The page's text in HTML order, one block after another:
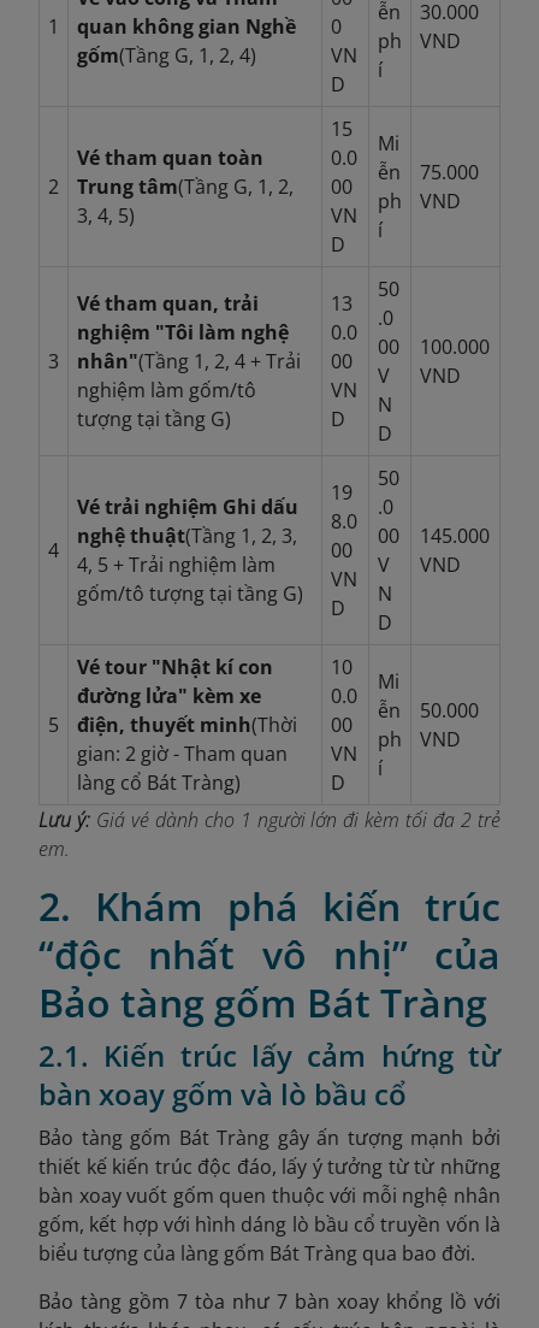
1
quan không gian Nghề
gốm(Tầng G, 1, 2, 4)
0
VN
D
ễn
ph
í
30.000
VND
2
Vé tham quan toàn
Trung tâm(Tầng G, 1, 2,
3, 4, 5)
15
0.0
00
VN
D
Mi
ễn
ph
í
75.000
VND
3
Vé tham quan, trải
nghiệm "Tôi làm nghệ
nhân"(Tầng 1, 2, 4 + Trải
nghiệm làm gốm/tô
tượng tại tầng G)
13
0.0
00
VN
D
50
.0
00
V
N
D
100.000
VND
4
Vé trải nghiệm Ghi dấu
nghệ thuật(Tầng 1, 2, 3,
4, 5 + Trải nghiệm làm
gốm/tô tượng tại tầng G)
19
8.0
00
VN
D
50
.0
00
V
N
D
145.000
VND
5
Vé tour "Nhật kí con
đường lửa" kèm xe
điện, thuyết minh(Thời
gian: 2 giờ - Tham quan
làng cổ Bát Tràng)
10
0.0
00
VN
D
Mi
ễn
ph
í
50.000
VND
Lưu ý:Giá vé dành cho 1 người lớn đi kèm tối đa 2 trẻ
em.
2. Khám phá kiến trúc
“độc nhất vô nhị” của
Bảo tàng gốm Bát Tràng
2.1. Kiến trúc lấy cảm hứng từ
bàn xoay gốm và lò bầu cổ
Bảo tàng gốm Bát Tràng gây ấn tượng mạnh bởi
thiết kế kiến trúc độc đáo, lấy ý tưởng từ từ những
bàn xoay vuốt gốm quen thuộc với mỗi nghệ nhân
gốm, kết hợp với hình dáng lò bầu cổ truyền vốn là
biểu tượng của làng gốm Bát Tràng qua bao đời.
Bảo tàng gồm 7 tòa như 7 bàn xoay khổng lồ với